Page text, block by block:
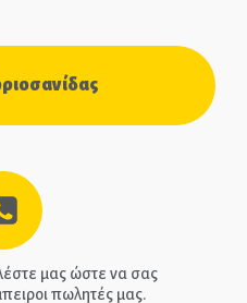
ΚΑΙ
μας ώστε να σας
πωλητές μας.